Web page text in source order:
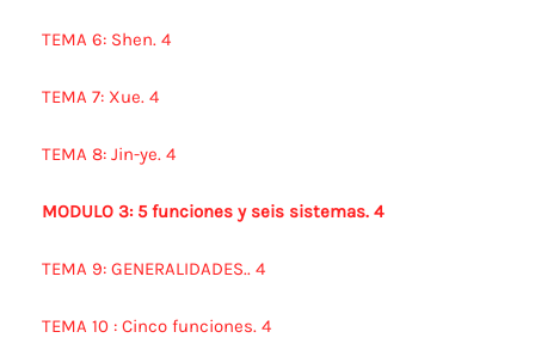
TEMA 6: Shen. 4
TEMA 7: Xue. 4
TEMA 8: Jin-ye. 4
MODULO 3: 5 funciones y seis sistemas. 4
TEMA 9: GENERALIDADES.. 4
TEMA 10 : Cinco funciones. 4